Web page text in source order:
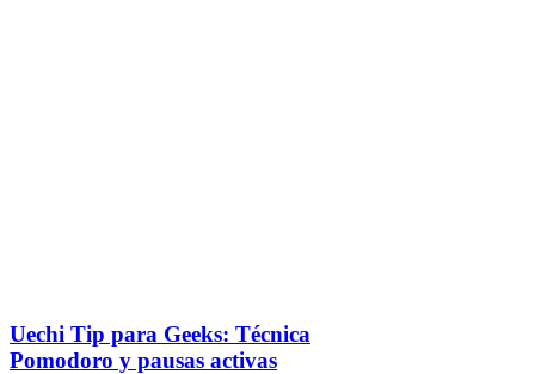
Uechi Tip para Geeks: Técnica
Pomodoro y pausas activas